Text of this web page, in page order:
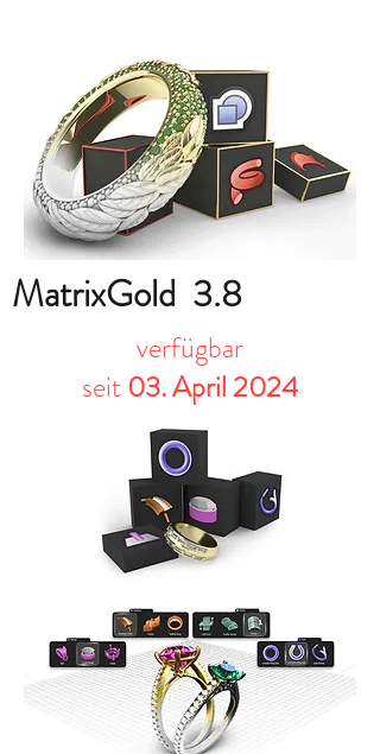
MatrixGold 3.8
verfügbar
seit03.April 2024